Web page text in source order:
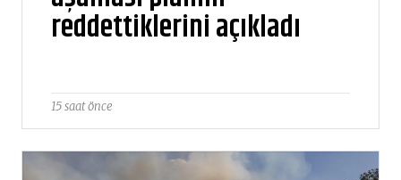
reddettiklerini açıkladı
15 saat önce